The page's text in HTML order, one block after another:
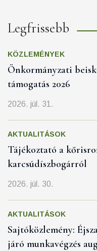
Legfrissebb
KÖZLEMÉNYEK
Önkormányzati
támogatás 2026
2026. júl. 31.
AKTUALITÁSOK
Tájékoztató a
karcsúdíszbogárról
2026. júl. 30.
AKTUALITÁSOK
Sajtóközlemény:
járó munkavégzés